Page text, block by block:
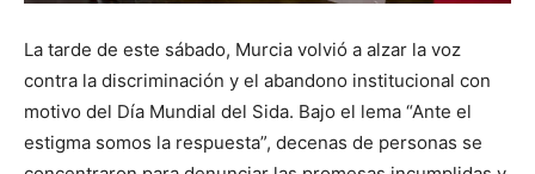
La tarde de este sábado, Murcia volvió a alzar la voz
contra la discriminación y el abandono institucional con
motivo del Día Mundial del Sida. Bajo el lema “Ante el
estigma somos la respuesta”, decenas de personas se